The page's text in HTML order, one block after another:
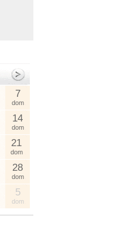
7
dom
14
dom
21
dom
28
dom
5
dom